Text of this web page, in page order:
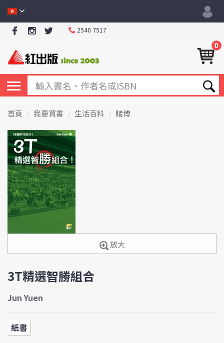
2540 7517
0
首頁 我要買書 生活百科 賭博
放大
3T精選智勝組合
Jun Yuen
紙書